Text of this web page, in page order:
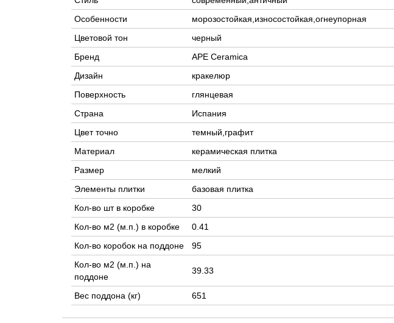
Особенности
морозостойкая,износостойкая,огнеупорная
Цветовой тон
черный
Бренд
APE Ceramica
Дизайн
кракелюр
Поверхность
глянцевая
Страна
Испания
Цвет точно
темный,графит
Материал
керамическая плитка
Размер
мелкий
Элементы плитки
базовая плитка
Кол-во шт в коробке
30
Кол-во м2 (м.п.) в коробке
0.41
Кол-во коробок на поддоне
95
Кол-во м2 (м.п.) на
поддоне
39.33
Вес поддона (кг) 651